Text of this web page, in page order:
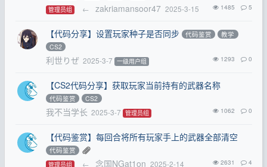
管理员组 ← zakriamansoor47 2025-3-15 1485 5
【代码分享】设置玩家种子是否同步 代码鉴赏
教学
CS2
利世りぜ 2025-3-7 一级用户组 1293 0
【CS2代码分享】获取玩家当前持有的武器名称
代码鉴赏 CS2
我不当学长 2025-3-7 管理员组 1062 0
【代码鉴赏】每回合将所有玩家手上的武器全部清空
代码鉴赏
管理员组 ← 念国NGat1on 2025-2-14 2631 4